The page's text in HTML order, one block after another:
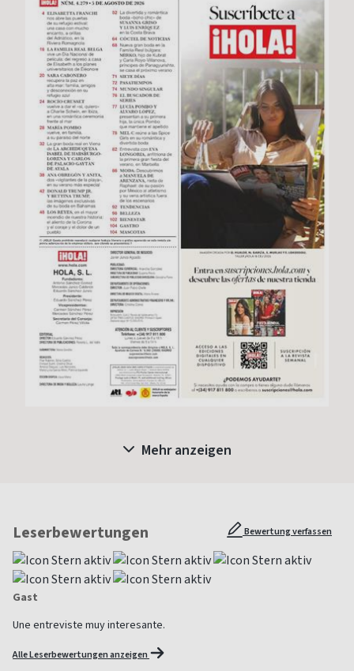
Mehr anzeigen
Leserbewertungen Bewertung verfassen
Gast
Une entreviste muy interesante.
Alle Leserbewertungen anzeigen